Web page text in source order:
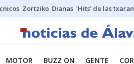
Zortziko Dianas 'Hits' de las
MOTOR BUZZ ON GENTE